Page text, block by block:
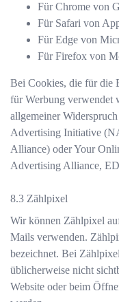
FürChrome von
Für Safari von
FürEdge von
FürFirefox von
Bei Cookies, die für die
für Werbung verwendet
allgemeiner
Advertising Initiative
Alliance) oder Your
Advertising Alliance,
Zählpixel
Wir können Zählpixel
Mails verwenden.
bezeichnet. Bei
üblicherweise nicht
Website oder beim